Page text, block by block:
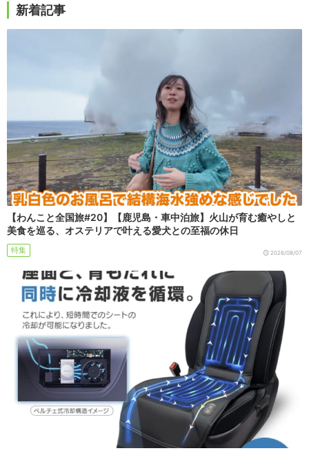
新着記事
【わんこと全国旅#20】【鹿児島・車中泊旅】火山が育む癒やしと
美食を巡る、オステリアで叶える愛犬との至福の休日
特集 2026/08/07